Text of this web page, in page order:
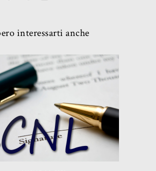
interessarti anche